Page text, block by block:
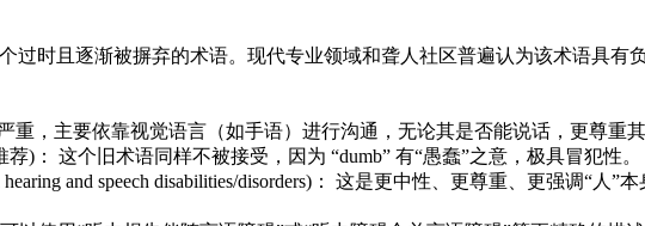
过时且逐渐被摒弃的术语。现代专业领域和聋人社区普遍认为该术语具有
重，主要依靠视觉语言（如手语）进行沟通，无论其是否能说话，更尊重
荐)： 这个旧术语同样不被接受，因为 “dumb” 有“愚蠢”之意，极具冒犯性。
and speech disabilities/disorders)： 这是更中性、更尊重、更强调“